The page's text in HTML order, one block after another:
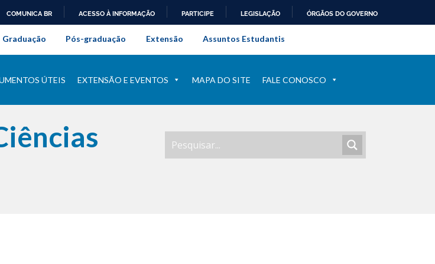
PARA
O
COMUNICA BR ACESSO À INFORMAÇÃO PARTICIPE LEGISLAÇÃO ÓRGÃOS DO GOVERNO
Federal Rural do Rio de Janeiro
Graduação Pós-graduação Extensão Assuntos Estudantis
ÚTEIS EXTENSÃO E EVENTOS MAPA DO SITE FALE CONOSCO